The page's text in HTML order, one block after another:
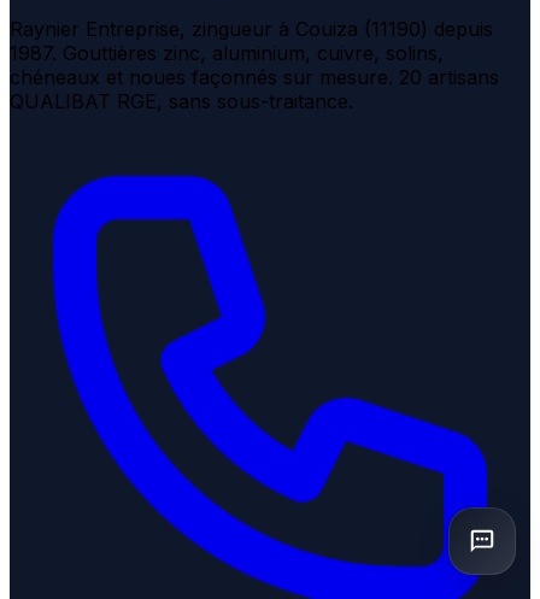
Raynier Entreprise, zingueur à Couiza (11190) depuis
1987. Gouttières zinc, aluminium, cuivre, solins,
chéneaux et noues façonnés sur mesure. 20 artisans
QUALIBAT RGE, sans sous-traitance.